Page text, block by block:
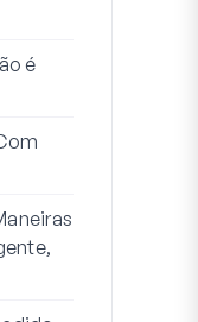
é